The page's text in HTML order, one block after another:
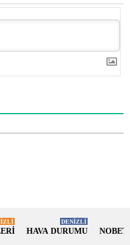
HAVA DURUMU
DENİZLİ